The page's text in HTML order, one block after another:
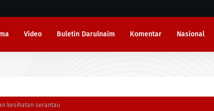
Video Buletin Darulnaim Komentar Nasional
kesihatan serantau